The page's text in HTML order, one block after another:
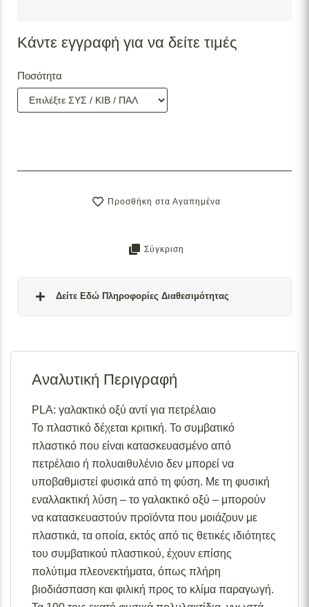
Κάντε εγγραφή για να δείτε τιμές
Ποσότητα
Προσθήκη στα Αγαπημένα
Σύγκριση
Δείτε Εδώ Πληροφορίες Διαθεσιμότητας
Διαθέσιμο κατόπιν παραγγελίας:
ημερομηνία εξόφλησης της παραγγελίας σας.
Σε απόθεμα (επιπλέον μπορεί να ζητηθεί κατόπιν
παραγγελίας): Μερική ποσότητα είναι άμεσα διαθέσιμη
για αποστολή και το υπόλοιπο σε 2 – 4 εβδομάδες από
την ημερομηνία εξόφλησης της παραγγελίας σας.
Για περισσότερες λεπτομέρειες σχετικά με τις
διαθεσιμότητες προϊόντων, παρακαλούμε επικοινωνήστε
μαζί μας στοinfo@skgecoshop.comή στο2315 005
998
Αναλυτική Περιγραφή
PLA: γαλακτικό οξύ αντί για πετρέλαιο
Το πλαστικό δέχεται κριτική. Το συμβατικό
πλαστικό που είναι κατασκευασμένο από
πετρέλαιο ή πολυαιθυλένιο δεν μπορεί να
υποβαθμιστεί φυσικά από τη φύση. Με τη φυσική
εναλλακτική λύση – το γαλακτικό οξύ – μπορούν
να κατασκευαστούν προϊόντα που μοιάζουν με
πλαστικά, τα οποία, εκτός από τις θετικές ιδιότητες
του συμβατικού πλαστικού, έχουν επίσης
πολύτιμα πλεονεκτήματα, όπως πλήρη
βιοδιάσπαση και φιλική προς το κλίμα παραγωγή.